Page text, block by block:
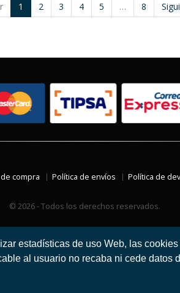
estadísticas de uso Web, las cookies
al usuario no recaba ni cede datos
1 2 3 4 5 … 8
compra Política de envíos Política de
© 2026 - Todos los derechos reservados.